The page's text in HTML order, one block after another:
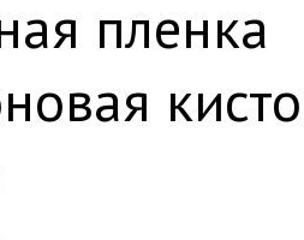
пленка